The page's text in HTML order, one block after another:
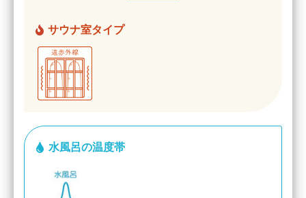
サウナ室タイプ
水風呂の温度帯